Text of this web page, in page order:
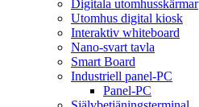
Digitala utomhusskärmar
Utomhus digital kiosk
Interaktiv whiteboard
Nano-svart tavla
Smart Board
Industriell panel-PC
Panel-PC